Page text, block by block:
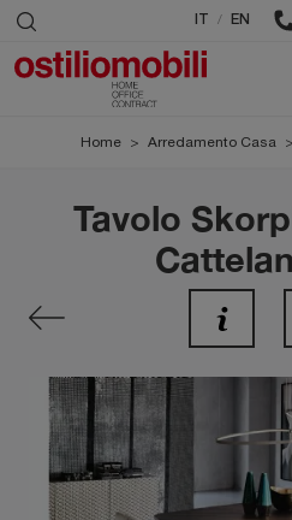
/ EN
Home > Arredamento Casa >
Tavolo